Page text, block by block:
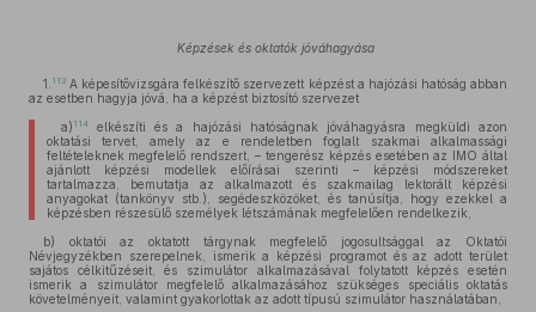
Képzések és oktatók jóváhagyása
1. 113 A képesítővizsgára felkészítő szervezett képzést a hajózási hatóság abban
az esetben hagyja jóvá, ha a képzést biztosító szervezet
a) 114elkészíti és a hajózási hatóságnak jóváhagyásra megküldi azon
oktatási tervet, amely az e rendeletben foglalt szakmai alkalmassági
feltételeknek megfelelő rendszert, – tengerész képzés esetében az IMO által
ajánlott képzési modellek előírásai szerinti – képzési módszereket
tartalmazza, bemutatja az alkalmazott és szakmailag lektorált képzési
anyagokat (tankönyv stb.), segédeszközöket, és tanúsítja, hogy ezekkel a
képzésben részesülő személyek létszámának megfelelően rendelkezik,
b) oktatói az oktatott tárgynak megfelelő jogosultsággal az Oktatói
Névjegyzékben szerepelnek, ismerik a képzési programot és az adott terület
sajátos célkitűzéseit, és szimulátor alkalmazásával folytatott képzés esetén
ismerik a szimulátor megfelelő alkalmazásához szükséges speciális oktatás
követelményeit, valamint gyakorlottak az adott típusú szimulátor használatában,